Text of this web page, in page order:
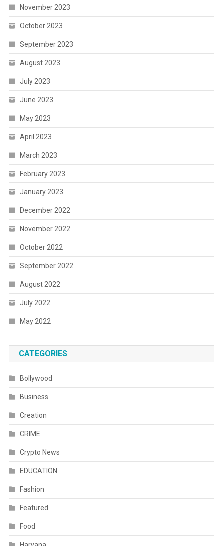
November 2023
October 2023
September 2023
August 2023
July 2023
June 2023
May 2023
April 2023
March 2023
February 2023
January 2023
December 2022
November 2022
October 2022
September 2022
August 2022
July 2022
May 2022
CATEGORIES
Bollywood
Business
Creation
CRIME
Crypto News
EDUCATION
Fashion
Featured
Food